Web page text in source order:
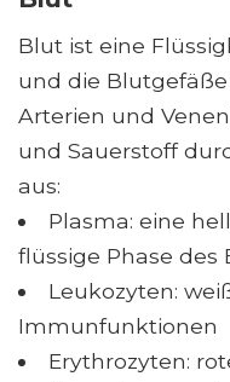
Blut ist eine
und die
Arterien und
und Sauerstoff
aus:
Plasma: eine
flüssige Phase des
Leukozyten:
Immunfunktionen
Erythrozyten: